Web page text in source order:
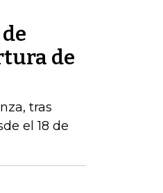
de
tras
el 18 de